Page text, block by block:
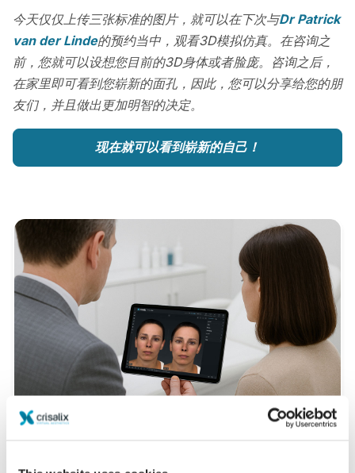
今天仅仅上传三张标准的图片，就可以在下次与Dr Patrick
van der Linde的预约当中，观看3D模拟仿真。在咨询之
前，您就可以设想您目前的3D身体或者脸庞。咨询之后，
在家里即可看到您崭新的面孔，因此，您可以分享给您的朋
友们，并且做出更加明智的决定。
现在就可以看到崭新的自己！